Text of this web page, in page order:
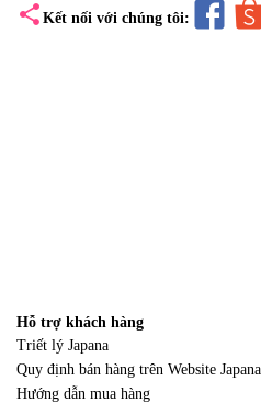
share Kết nối với chúng tôi:
Hỗ trợ khách hàng
Triết lý Japana
Quy định bán hàng trên Website Japana
Hướng dẫn mua hàng